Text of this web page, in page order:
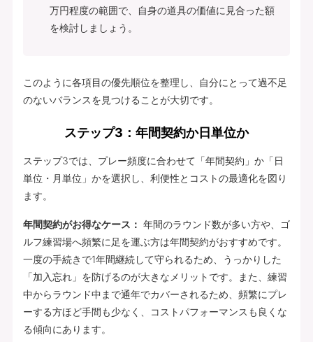
万円程度の範囲で、自身の道具の価値に見合った額
を検討しましょう。
このように各項目の優先順位を整理し、自分にとって過不足
のないバランスを見つけることが大切です。
ステップ3：年間契約か日単位か
ステップ3では、プレー頻度に合わせて「年間契約」か「日
単位・月単位」かを選択し、利便性とコストの最適化を図り
ます。
年間契約がお得なケース： 年間のラウンド数が多い方や、ゴ
ルフ練習場へ頻繁に足を運ぶ方は年間契約がおすすめです。
一度の手続きで1年間継続して守られるため、うっかりした
「加入忘れ」を防げるのが大きなメリットです。また、練習
中からラウンド中まで通年でカバーされるため、頻繁にプレ
ーする方ほど手間も少なく、コストパフォーマンスも良くな
る傾向にあります。